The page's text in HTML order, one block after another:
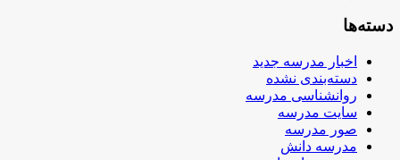
دسته‌ها
اخبار مدرسه جدید
دسته‌بندی نشده
روانشناسی مدرسه
سایت مدرسه
صور مدرسه
مدرسه دانش